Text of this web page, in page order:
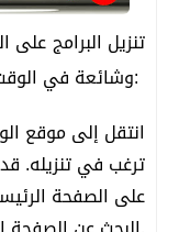
تنزيل البرامج
وشائعة في الوقت الحالي. يمكنك اتباع الخطوات التالية:
انتقل إلى موقع
ترغب في تنزيله.
على الصفحة